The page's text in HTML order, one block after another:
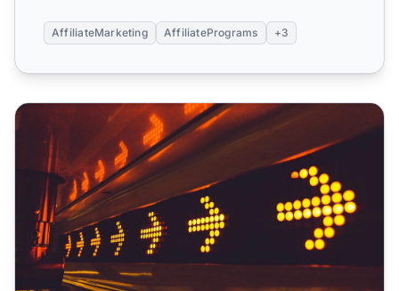
AffiliateMarketing AffiliatePrograms +3
Come Trovare Affiliati - Parte 1: Primi Passi